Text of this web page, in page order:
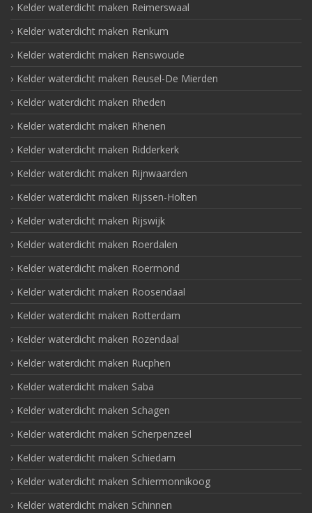
Kelder waterdicht maken Reimerswaal
Kelder waterdicht maken Renkum
Kelder waterdicht maken Renswoude
Kelder waterdicht maken Reusel-De Mierden
Kelder waterdicht maken Rheden
Kelder waterdicht maken Rhenen
Kelder waterdicht maken Ridderkerk
Kelder waterdicht maken Rijnwaarden
Kelder waterdicht maken Rijssen-Holten
Kelder waterdicht maken Rijswijk
Kelder waterdicht maken Roerdalen
Kelder waterdicht maken Roermond
Kelder waterdicht maken Roosendaal
Kelder waterdicht maken Rotterdam
Kelder waterdicht maken Rozendaal
Kelder waterdicht maken Rucphen
Kelder waterdicht maken Saba
Kelder waterdicht maken Schagen
Kelder waterdicht maken Scherpenzeel
Kelder waterdicht maken Schiedam
Kelder waterdicht maken Schiermonnikoog
Kelder waterdicht maken Schinnen